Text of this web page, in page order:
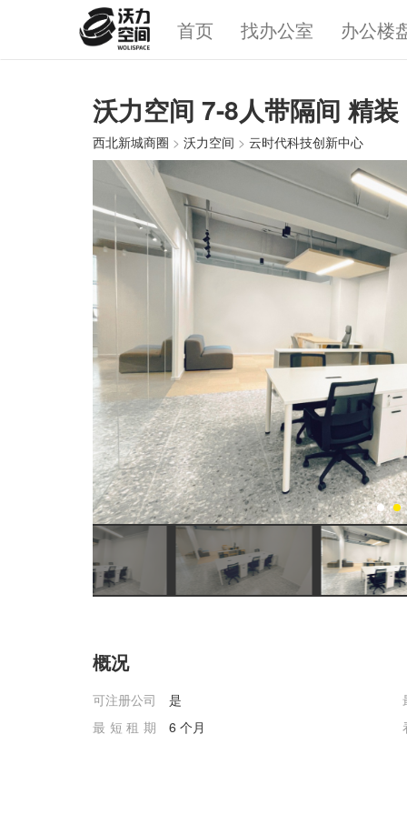
首页 找办公室 办公楼
沃力空间 7-8人带隔间 精
西北新城商圈 > 沃力空间 > 云时代科技创新中心
概况
可注册公司 是
最短租期
6 个月